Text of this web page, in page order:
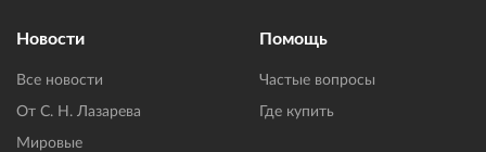
Новости
Все новости
От С. Н. Лазарева
Мировые
Помощь
Частые вопросы
Где купить